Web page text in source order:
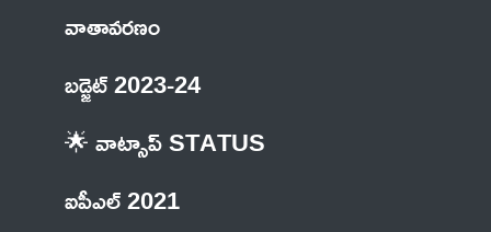
వాతావరణం
బడ్జెట్ 2023-24
🌟 వాట్సాప్ STATUS
ఐపీఎల్ 2021